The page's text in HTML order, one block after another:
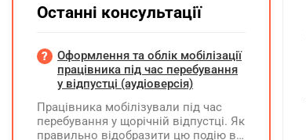
Останні консультації
Оформлення та облік мобілізації
працівника під час перебування
у відпустці (аудіоверсія)
Працівника мобілізували під час
перебування у щорічній відпустці. Як
правильно відобразити цю подію в